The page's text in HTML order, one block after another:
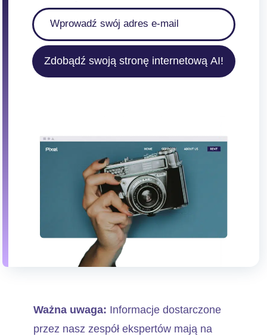
Zdobądź swoją stronę internetową AI!
Ważna uwaga: Informacje dostarczone
przez nasz zespół ekspertów mają na